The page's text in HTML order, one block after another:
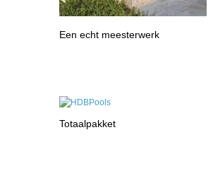
Een echt meesterwerk
Totaalpakket